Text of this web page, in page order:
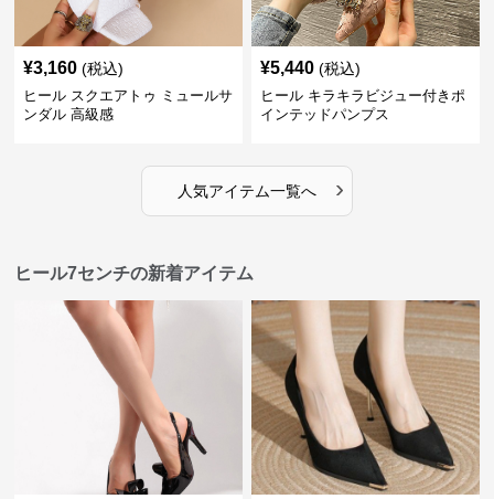
¥3,160 (税込)
ヒール スクエアトゥ ミュールサ
ンダル 高級感
¥5,440 (税込)
ヒール キラキラビジュー付きポ
インテッドパンプス
人気アイテム一覧へ ›
ヒール7センチの新着アイテム